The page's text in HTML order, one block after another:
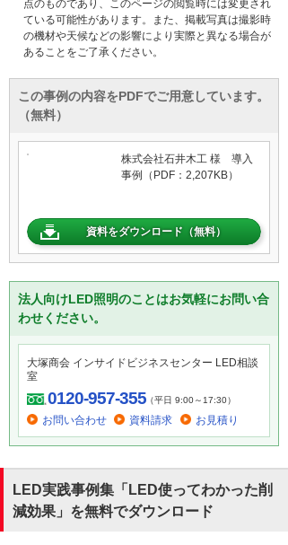
点のものであり、このページの閲覧時には変更され
ている可能性があります。また、掲載写真は撮影時
の機材や天候などの影響により実際と異なる場合が
あることをご了承ください。
この事例の内容をPDFでご用意しています。
（無料）
株式会社石井木工 様 導入
事例（PDF：2,207KB）
資料をダウンロード（無料）
法人向けLED照明のことはお気軽にお問い合
わせください。
大塚商会 インサイドビジネスセンター LED相談
室
0120-957-355（平日 9:00～17:30）
お問い合わせ 資料請求 お見積り
LED実践事例集「LED使ってわかった削
減効果」を無料でダウンロード